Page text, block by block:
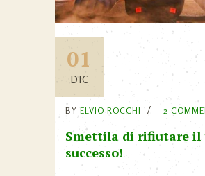
01
DIC
BY ELVIO ROCCHI 2
Smettila di rifiutare il
successo!